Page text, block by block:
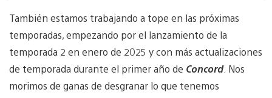
También estamos trabajando a tope en las próximas
temporadas, empezando por el lanzamiento de la
temporada 2 en enero de 2025 y con más actualizaciones
de temporada durante el primer año de Concord. Nos
morimos de ganas de desgranar lo que tenemos